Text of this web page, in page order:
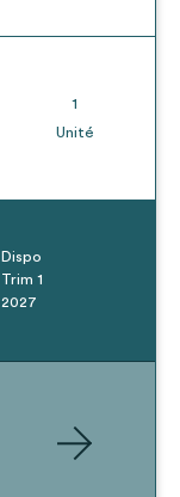
1
Unité
Dispo
Trim 1
2027